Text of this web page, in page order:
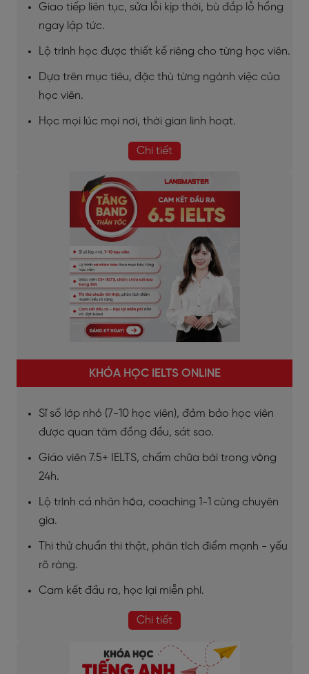
Giao tiếp liên tục, sửa lỗi kịp thời, bù đắp lỗ hổng
ngay lập tức.
Lộ trình học được thiết kế riêng cho từng học viên.
Dựa trên mục tiêu, đặc thù từng ngành việc của
học viên.
Học mọi lúc mọi nơi, thời gian linh hoạt.
Chi tiết
KHÓA HỌC IELTS ONLINE
Sĩ số lớp nhỏ (7-10 học viên), đảm bảo học viên
được quan tâm đồng đều, sát sao.
Giáo viên 7.5+ IELTS, chấm chữa bài trong vòng
24h.
Lộ trình cá nhân hóa, coaching 1-1 cùng chuyên
gia.
Thi thử chuẩn thi thật, phân tích điểm mạnh - yếu
rõ ràng.
Cam kết đầu ra, học lại miễn phí.
Chi tiết